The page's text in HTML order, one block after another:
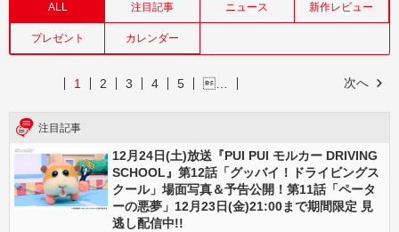
ALL 注目記事 ニュース 新作レビュー
プレゼント カレンダー
次へ
1 2 3 4 5 …
注目記事
12月24日(土)放送『PUI PUI モルカー DRIVING
SCHOOL』第12話「グッバイ！ドライビングス
クール」場面写真＆予告公開！第11話「ペータ
ーの悪夢」12月23日(金)21:00まで期間限定 見
逃し配信中!!